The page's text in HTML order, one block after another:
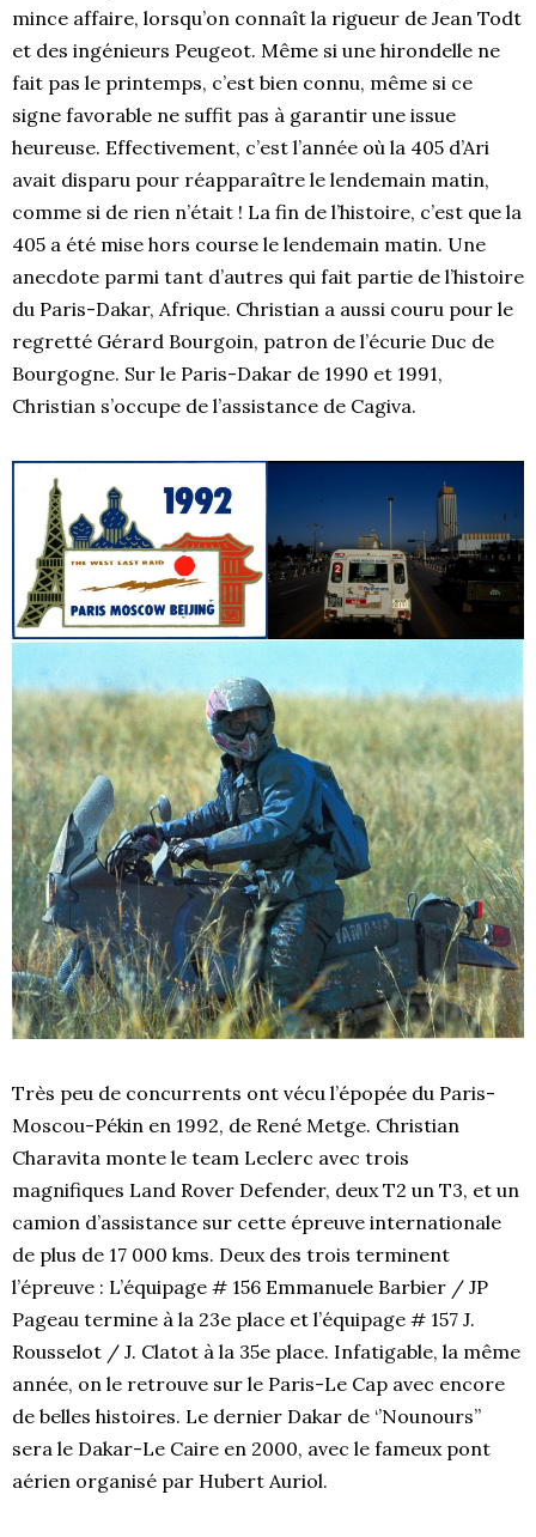
mince affaire, lorsqu’on connaît la rigueur de Jean Todt
et des ingénieurs Peugeot. Même si une hirondelle ne
fait pas le printemps, c’est bien connu, même si ce
signe favorable ne suffit pas à garantir une issue
heureuse. Effectivement, c’est l’année où la 405 d’Ari
avait disparu pour réapparaître le lendemain matin,
comme si de rien n’était ! La fin de l’histoire, c’est que la
405 a été mise hors course le lendemain matin. Une
anecdote parmi tant d’autres qui fait partie de l’histoire
du Paris-Dakar, Afrique. Christian a aussi couru pour le
regretté Gérard Bourgoin, patron de l’écurie Duc de
Bourgogne. Sur le Paris-Dakar de 1990 et 1991,
Christian s’occupe de l’assistance de Cagiva.
Très peu de concurrents ont vécu l’épopée du Paris-
Moscou-Pékin en 1992, de René Metge. Christian
Charavita monte le team Leclerc avec trois
magnifiques Land Rover Defender, deux T2 un T3, et un
camion d’assistance sur cette épreuve internationale
de plus de 17 000 kms. Deux des trois terminent
l’épreuve : L’équipage # 156 Emmanuele Barbier / JP
Pageau termine à la 23e place et l’équipage # 157 J.
Rousselot / J. Clatot à la 35e place. Infatigable, la même
année, on le retrouve sur le Paris-Le Cap avec encore
de belles histoires. Le dernier Dakar de ‘’Nounours’’
sera le Dakar-Le Caire en 2000, avec le fameux pont
aérien organisé par Hubert Auriol.